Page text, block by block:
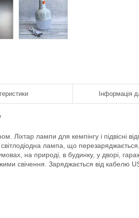
Інформація
Ліхтар лампи для кемпінгу і підвісні
лампа, що перезаряджається,
на природі, в будинку, у дворі,
свічення. Заряджається від кабелю